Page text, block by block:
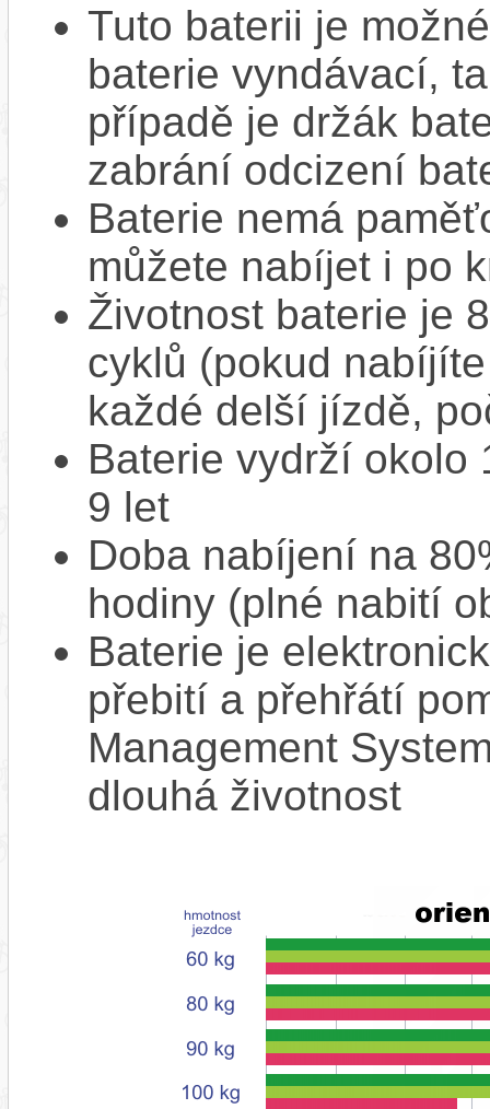
Tuto baterii je
baterie vyndávací,
případě je držák
zabrání odcizení
Baterie nemá
můžete nabíjet i po
Životnost baterie je
cyklů (pokud
každé delší jízdě,
Baterie vydrží okolo
9 let
Doba nabíjení na
hodiny (plné nabití
Baterie je
přebití a přehřátí
Management
dlouhá životnost